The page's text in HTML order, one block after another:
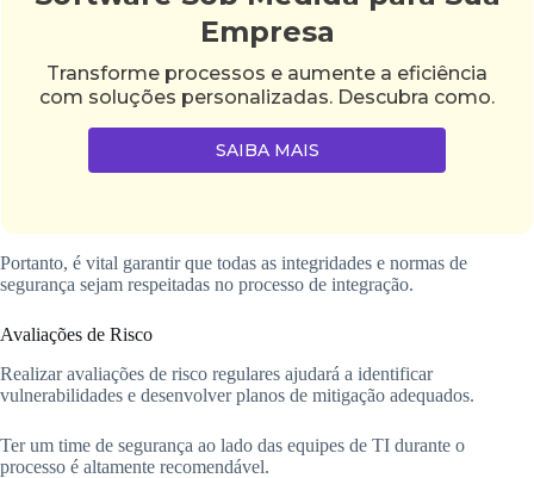
Empresa
Transforme processos e aumente a eficiência
com soluções personalizadas. Descubra como.
SAIBA MAIS
Portanto, é vital garantir que todas as integridades e normas de
segurança sejam respeitadas no processo de integração.
Avaliações de Risco
Realizar avaliações de risco regulares ajudará a identificar
vulnerabilidades e desenvolver planos de mitigação adequados.
Ter um time de segurança ao lado das equipes de TI durante o
processo é altamente recomendável.